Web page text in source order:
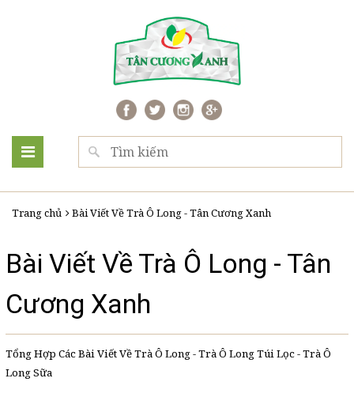
Trang chủ Bài Viết Về Trà Ô Long - Tân Cương Xanh
Bài Viết Về Trà Ô Long - Tân
Cương Xanh
Tổng Hợp Các Bài Viết Về Trà Ô Long - Trà Ô Long Túi Lọc - Trà Ô
Long Sữa